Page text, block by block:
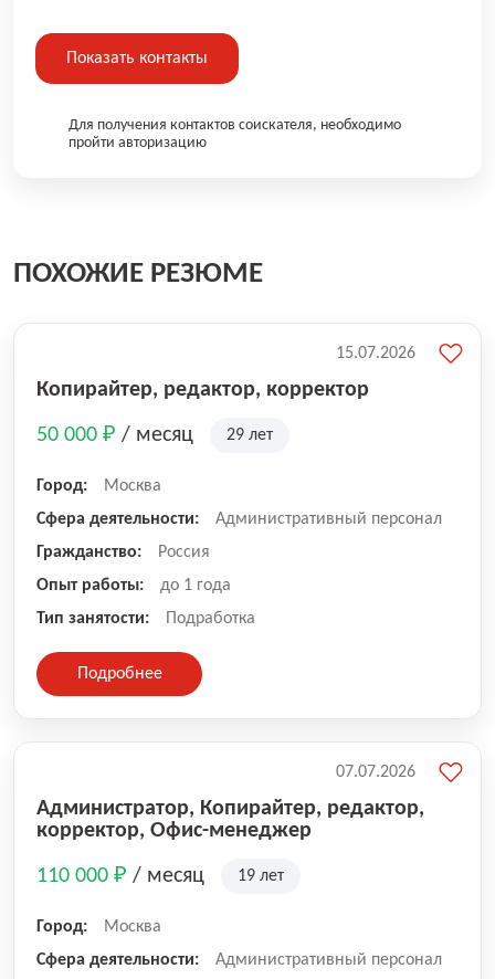
Показать контакты
Для получения контактов соискателя, необходимо
пройти авторизацию
ПОХОЖИЕ РЕЗЮМЕ
Копирайтер, редактор, корректор
50 000 ₽ / месяц 29 лет
Город:
Москва
Сфера деятельности:
Административный персонал
Гражданство:
Россия
Опыт работы:
до 1 года
Тип занятости:
Подработка
15.07.2026
Подробнее
Администратор, Копирайтер, редактор,
корректор, Офис-менеджер
110 000 ₽ / месяц 19 лет
Город:
Москва
Сфера деятельности:
Административный персонал
07.07.2026